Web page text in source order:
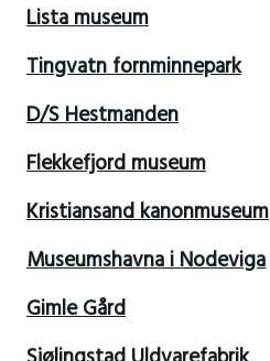
Lista museum
Tingvatn fornminnepark
D/S Hestmanden
Flekkefjord museum
Kristiansand kanonmuseum
Museumshavna i Nodeviga
Gimle Gård